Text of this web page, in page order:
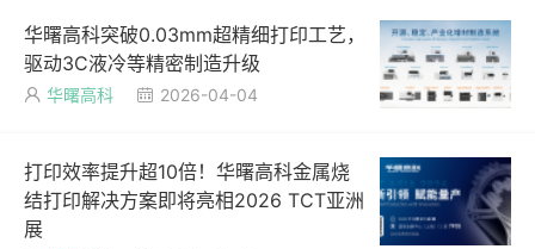
华曙高科突破0.03mm超精细打印工艺，
驱动3C液冷等精密制造升级
 华曙高科  2026-04-04
打印效率提升超10倍！华曙高科金属烧
结打印解决方案即将亮相2026 TCT亚洲
展